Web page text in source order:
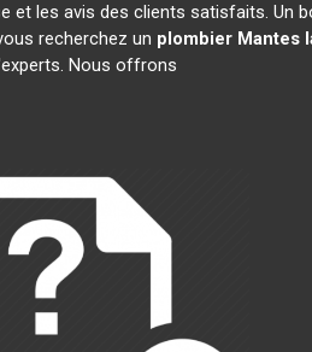
et les avis des clients satisfaits. Un
recherchez un plombier Mantes
Nous offrons